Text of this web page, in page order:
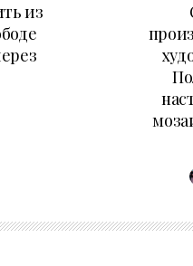
из